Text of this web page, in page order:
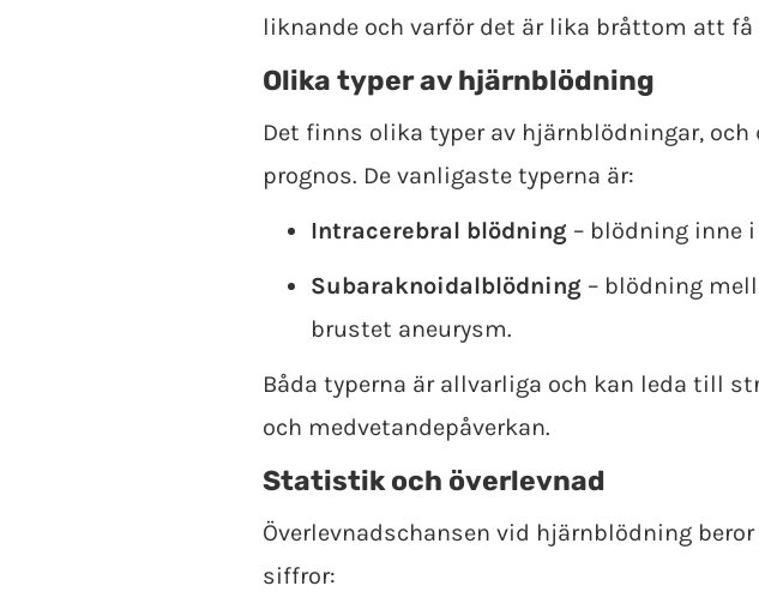
liknande och varför det är lika bråttom att få
Olika typer av hjärnblödning
Det finns olika typer av hjärnblödningar,
prognos. De vanligaste typerna är:
Intracerebral blödning – blödning inne
Subaraknoidalblödning – blödning
brustet aneurysm.
Båda typerna är allvarliga och kan leda till
och medvetandepåverkan.
Statistik och överlevnad
Överlevnadschansen vid hjärnblödning
siffror: